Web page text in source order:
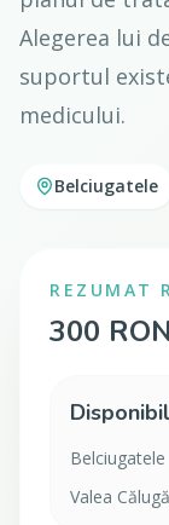
Alegerea lui
suportul
medicului.
Belciugatele
REZUMAT
300 RON
Belciugatele
Valea